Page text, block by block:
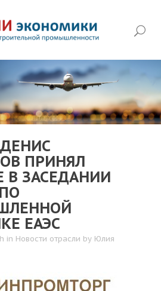
ДЕНИС
ПРИНЯЛ
В ЗАСЕДАНИИ
ЕАЭС
in Новости отрасли by Юлия